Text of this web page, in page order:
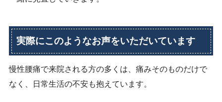
実際にこのようなお声をいただいています
慢性腰痛で来院される方の多くは、痛みそのものだけで
なく、日常生活の不安も抱えています。